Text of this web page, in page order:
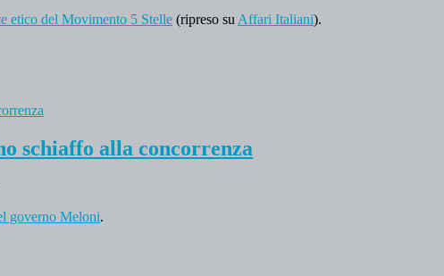
etico del Movimento 5 Stelle (ripreso su Affari Italiani).
schiaffo alla concorrenza
governo Meloni.